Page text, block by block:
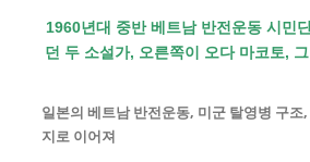
1960년대 중반 베트남 반전운동 시민
던 두 소설가, 오른쪽이 오다 마코토,
일본의 베트남 반전운동, 미군 탈영병 구조
지로 이어져